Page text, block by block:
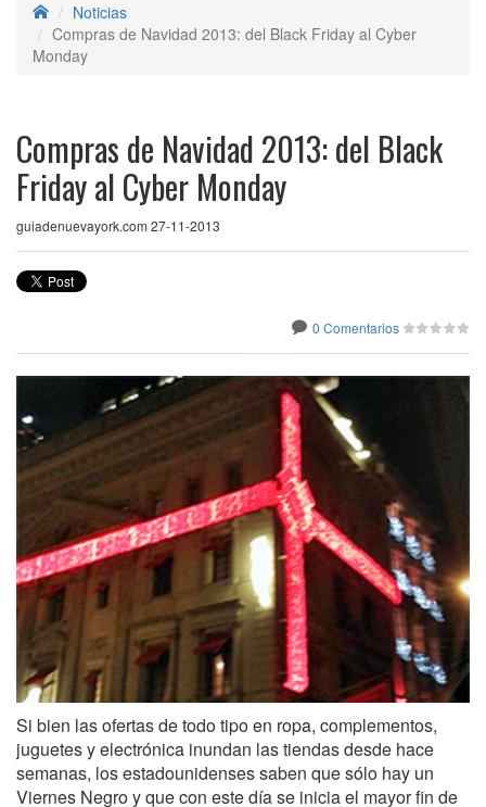
Noticias
Compras de Navidad 2013: del Black Friday al Cyber
Monday
Compras de Navidad 2013: del Black
Friday al Cyber Monday
guiadenuevayork.com 27-11-2013
0 Comentarios
Si bien las ofertas de todo tipo en ropa, complementos,
juguetes y electrónica inundan las tiendas desde hace
semanas, los estadounidenses saben que sólo hay un
Viernes Negro y que con este día se inicia el mayor fin de